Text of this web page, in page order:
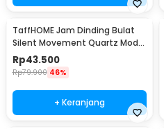
TaffHOME Jam Dinding Bulat
Silent Movement Quartz Model
Modern 29cm - H6589
Rp43.500
Rp79.900 46%
+ Keranjang